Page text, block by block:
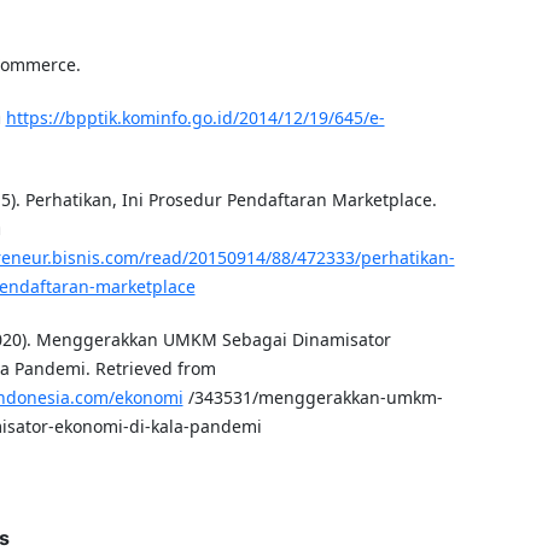
https://bpptik.kominfo.go.id/2014/12/19/645/e-
Perhatikan, Ini Prosedur Pendaftaran Marketplace.
read/20150914/88/472333/perhatikan-
marketplace
Menggerakkan UMKM Sebagai Dinamisator
Pandemi. Retrieved from
ekonomi /343531/menggerakkan-umkm-
ekonomi-di-kala-pandemi